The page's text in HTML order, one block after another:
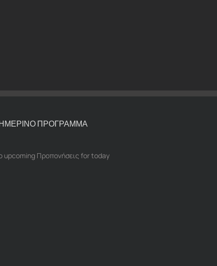
ΠΡΟΓΡΑΜΜΑ
upcoming Προπονήσεις for today